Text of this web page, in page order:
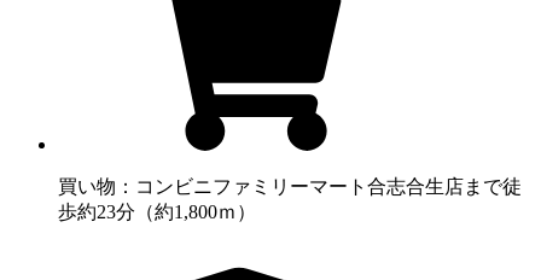
買い物：コンビニファミリーマート合志合生店まで徒
歩約23分（約1,800ｍ）